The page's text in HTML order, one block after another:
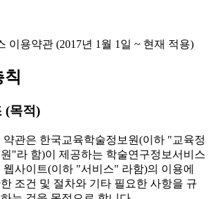
이용약관 (2017년 1월 1일 ~ 현재 적용)
칙
(목적)
약관은 한국교육학술정보원(이하 "교육정
원"라 함)이 제공하는 학술연구정보서비스
웹사이트(이하 "서비스" 라함)의 이용에
조건 및 절차와 기타 필요한 사항을 규